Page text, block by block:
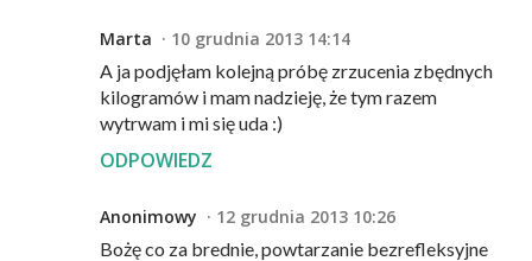
Marta
10 grudnia 2013 14:14
A ja podjęłam kolejną próbę zrzucenia zbędnych
kilogramów i mam nadzieję, że tym razem
wytrwam i mi się uda :)
ODPOWIEDZ
Anonimowy
12 grudnia 2013 10:26
Bożę co za brednie, powtarzanie bezrefleksyjne